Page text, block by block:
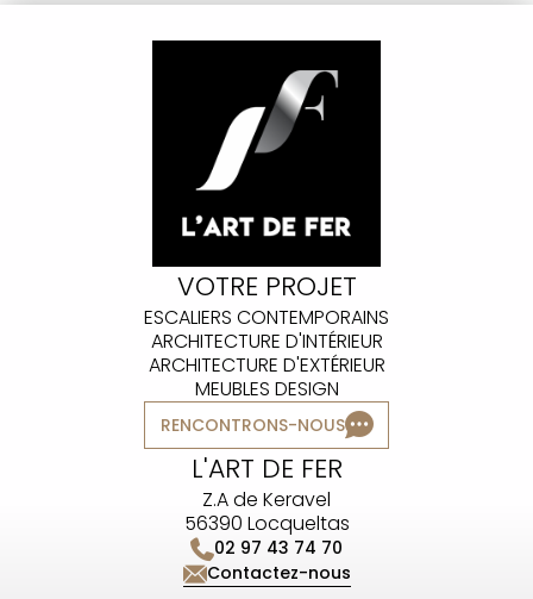
VOTRE PROJET
ESCALIERS CONTEMPORAINS
ARCHITECTURE D'INTÉRIEUR
ARCHITECTURE D'EXTÉRIEUR
MEUBLES DESIGN
RENCONTRONS-NOUS
L'ART DE FER
Z.A de Keravel
56390 Locqueltas
02 97 43 74 70
Contactez-nous